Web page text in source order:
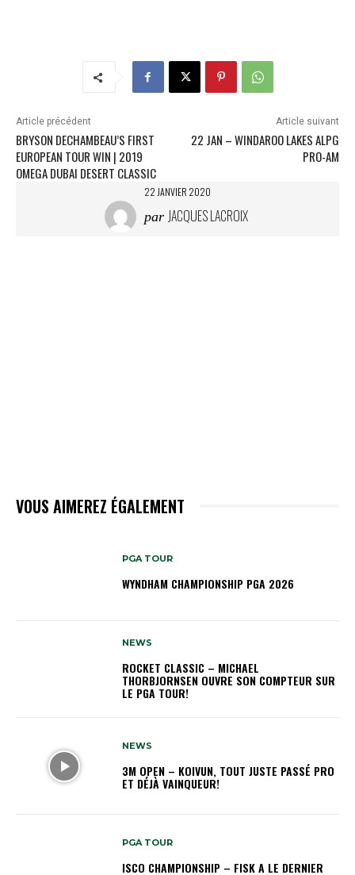
Article précédent
BRYSON DECHAMBEAU’S FIRST
EUROPEAN TOUR WIN | 2019
OMEGA DUBAI DESERT CLASSIC
Article suivant
22 JAN – WINDAROO LAKES ALPG
PRO-AM
22 JANVIER 2020
par JACQUES LACROIX
VOUS AIMEREZ ÉGALEMENT
PGA TOUR
WYNDHAM CHAMPIONSHIP PGA 2026
NEWS
ROCKET CLASSIC – MICHAEL
THORBJORNSEN OUVRE SON COMPTEUR SUR
LE PGA TOUR!
NEWS
3M OPEN – KOIVUN, TOUT JUSTE PASSÉ PRO
ET DÉJÀ VAINQUEUR!
PGA TOUR
ISCO CHAMPIONSHIP – FISK A LE DERNIER